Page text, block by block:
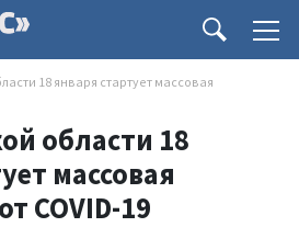
18 января стартует массовая
области 18
массовая
COVID-19